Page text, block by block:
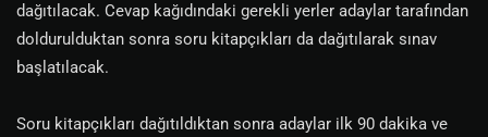
dağıtılacak. Cevap kağıdındaki gerekli yerler adaylar tarafından
doldurulduktan sonra soru kitapçıkları da dağıtılarak sınav
başlatılacak.
Soru kitapçıkları dağıtıldıktan sonra adaylar ilk 90 dakika ve